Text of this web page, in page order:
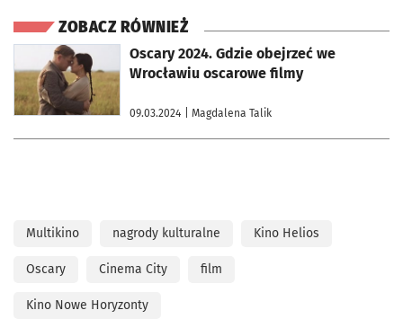
ZOBACZ RÓWNIEŻ
Oscary 2024. Gdzie obejrzeć we
Wrocławiu oscarowe filmy
09.03.2024 | Magdalena Talik
otworzy się w nowej karcie
Multikino nagrody kulturalne Kino Helios
Oscary Cinema City film
Kino Nowe Horyzonty